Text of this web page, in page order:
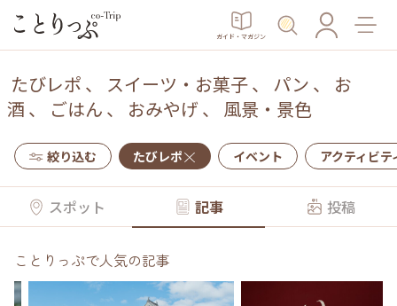
ガイド・マガジン
たびレポ 、 スイーツ・お菓子、 パン 、 お
酒 、 ごはん 、 おみやげ 、 風景・景色
絞り込む たびレポ イベント アクティビテ
スポット 記事 投稿
ことりっぷで人気の記事